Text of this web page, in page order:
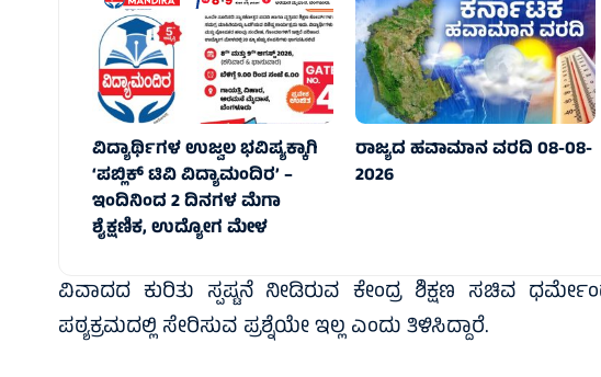
ವಿದ್ಯಾರ್ಥಿಗಳ ಉಜ್ವಲ ಭವಿಷ್ಯಕ್ಕಾಗಿ
‘ಪಬ್ಲಿಕ್ ಟಿವಿ ವಿದ್ಯಾಮಂದಿರ’ –
ಇಂದಿನಿಂದ 2 ದಿನಗಳ ಮೆಗಾ
ಶೈಕ್ಷಣಿಕ, ಉದ್ಯೋಗ ಮೇಳ
ರಾಜ್ಯದ ಹವಾಮಾನ ವರದಿ 08-08-
2026
ವಿವಾದದ ಕುರಿತು ಸ್ಪಷ್ಟನೆ ನೀಡಿರುವ ಕೇಂದ್ರ ಶಿಕ್ಷಣ ಸಚಿವ
ಪಠ್ಯಕ್ರಮದಲ್ಲಿ ಸೇರಿಸುವ ಪ್ರಶ್ನೆಯೇ ಇಲ್ಲ ಎಂದು ತಿಳಿಸಿದ್ದಾರೆ.